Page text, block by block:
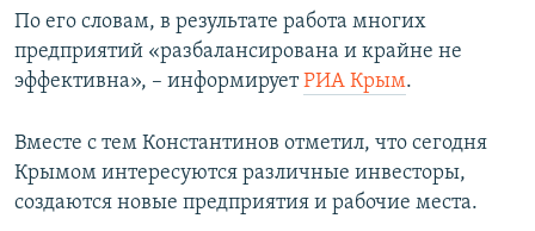
По его словам, в результате работа многих
предприятий «разбалансирована и крайне не
эффективна», – информируетРИА Крым.
Вместе с тем Константинов отметил, что сегодня
Крымом интересуются различные инвесторы,
создаются новые предприятия и рабочие места.